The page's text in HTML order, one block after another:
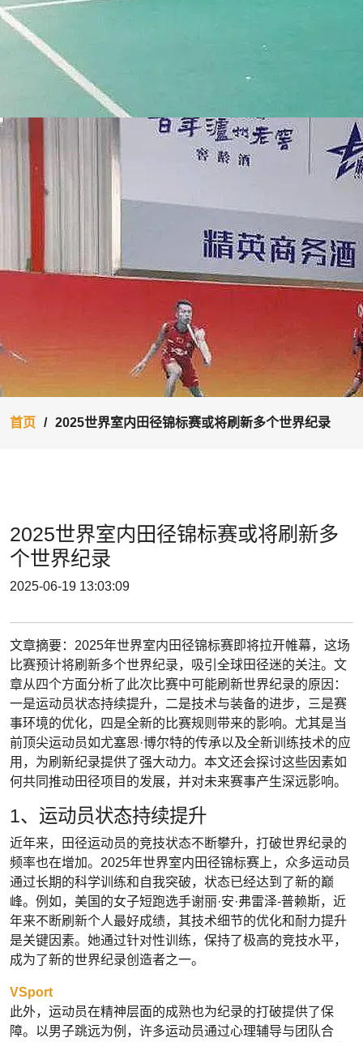
首页 2025世界室内田径锦标赛或将刷新多个世界纪录
2025世界室内田径锦标赛或将刷新多
个世界纪录
2025-06-19 13:03:09
文章摘要：2025年世界室内田径锦标赛即将拉开帷幕，这场
比赛预计将刷新多个世界纪录，吸引全球田径迷的关注。文
章从四个方面分析了此次比赛中可能刷新世界纪录的原因：
一是运动员状态持续提升，二是技术与装备的进步，三是赛
事环境的优化，四是全新的比赛规则带来的影响。尤其是当
前顶尖运动员如尤塞恩·博尔特的传承以及全新训练技术的应
用，为刷新纪录提供了强大动力。本文还会探讨这些因素如
何共同推动田径项目的发展，并对未来赛事产生深远影响。
1、运动员状态持续提升
近年来，田径运动员的竞技状态不断攀升，打破世界纪录的
频率也在增加。2025年世界室内田径锦标赛上，众多运动员
通过长期的科学训练和自我突破，状态已经达到了新的巅
峰。例如，美国的女子短跑选手谢丽·安·弗雷泽-普赖斯，近
年来不断刷新个人最好成绩，其技术细节的优化和耐力提升
是关键因素。她通过针对性训练，保持了极高的竞技水平，
成为了新的世界纪录创造者之一。
VSport
此外，运动员在精神层面的成熟也为纪录的打破提供了保
障。以男子跳远为例，许多运动员通过心理辅导与团队合